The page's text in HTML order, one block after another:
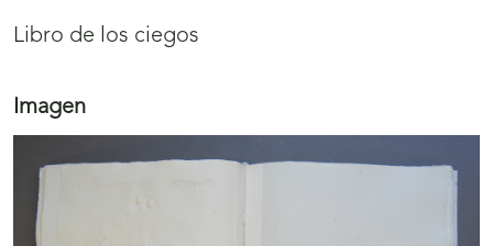
Libro de los ciegos
Imagen